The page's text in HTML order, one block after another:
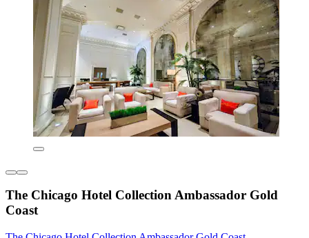
The Chicago Hotel Collection Ambassador Gold
Coast